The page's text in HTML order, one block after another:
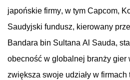
japońskie firmy, w tym Capcom,
Saudyjski fundusz, kierowany
Bandara bin Sultana Al Sauda,
obecność w globalnej branży gier
zwiększa swoje udziały w firmach